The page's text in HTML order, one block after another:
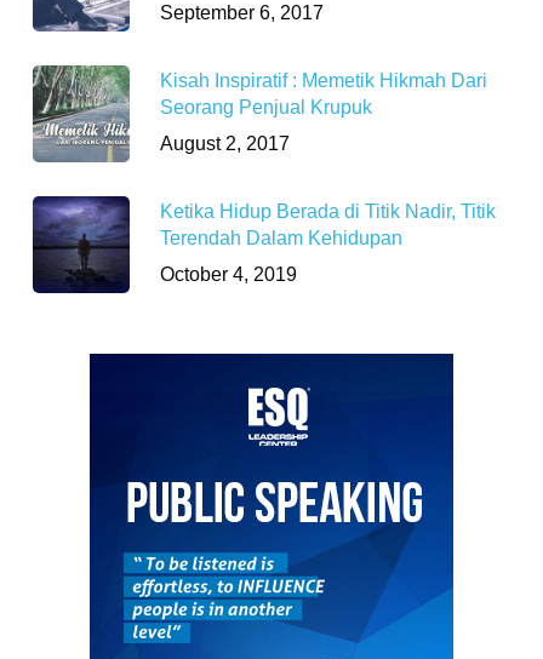
September 6, 2017
Kisah Inspiratif : Memetik Hikmah Dari
Seorang Penjual Krupuk
August 2, 2017
Ketika Hidup Berada di Titik Nadir, Titik
Terendah Dalam Kehidupan
October 4, 2019